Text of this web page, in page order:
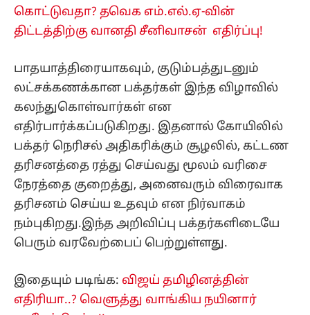
கொட்டுவதா? தவெக எம்.எல்.ஏ-வின்
திட்டத்திற்கு வானதி சீனிவாசன் எதிர்ப்பு!
பாதயாத்திரையாகவும், குடும்பத்துடனும்
லட்சக்கணக்கான பக்தர்கள் இந்த விழாவில்
கலந்துகொள்வார்கள் என
எதிர்பார்க்கப்படுகிறது. இதனால் கோயிலில்
பக்தர் நெரிசல் அதிகரிக்கும் சூழலில், கட்டண
தரிசனத்தை ரத்து செய்வது மூலம் வரிசை
நேரத்தை குறைத்து, அனைவரும் விரைவாக
தரிசனம் செய்ய உதவும் என நிர்வாகம்
நம்புகிறது.இந்த அறிவிப்பு பக்தர்களிடையே
பெரும் வரவேற்பைப் பெற்றுள்ளது.
இதையும் படிங்க: விஜய் தமிழினத்தின்
எதிரியா..? வெளுத்து வாங்கிய நயினார்